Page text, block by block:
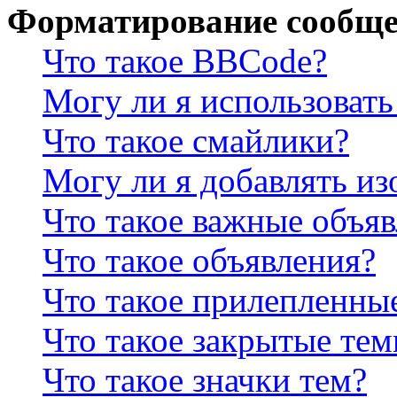
Форматирование
Что такое BBCode?
Могу ли я
Что такое смайлики?
Могу ли я добавлять
Что такое важные
Что такое объявления?
Что такое
Что такое закрытые
Что такое значки тем?